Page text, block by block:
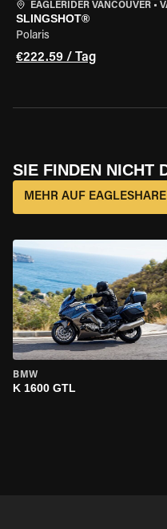
EAGLERIDER VANCOUVER •
SLINGSHOT®
Polaris
€222.59 / Tag
SIE FINDEN NICHT
MEHR AUF
BMW
K 1600 GTL